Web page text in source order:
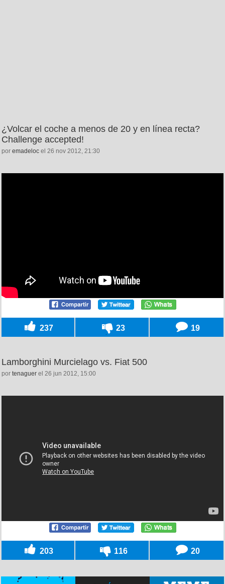
¿Volcar el coche a menos de 20 y en línea recta?
Challenge accepted!
por emadeloc el 26 nov 2012, 21:30
237 23 19
Lamborghini Murcielago vs. Fiat 500
por tenaguer el 26 jun 2012, 15:00
203 116 20